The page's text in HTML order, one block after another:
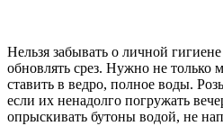
Нельзя забывать о личной
обновлять срез. Нужно не только
ставить в ведро, полное воды.
если их ненадолго погружать
опрыскивать бутоны водой, не